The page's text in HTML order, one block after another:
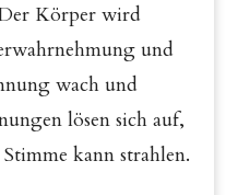
Körper wird
und
wach und
lösen sich auf,
kann strahlen.